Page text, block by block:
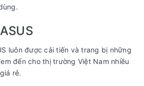
luôn được cải tiến và trang bị những
đến cho thị trường Việt Nam nhiều
rẻ.